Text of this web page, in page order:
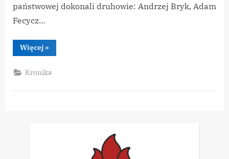
państwowej dokonali druhowie: Andrzej Bryk, Adam
Fecycz…
Więcej“50
lat
Cisna”
»
Kronika